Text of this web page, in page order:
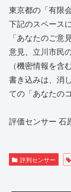
東京都の「有限
下記のスペース
「あなたのご意
意見、立川市民
（機密情報を
書き込みは、消
ての「あなたの
評価センサー 石
評判センサー